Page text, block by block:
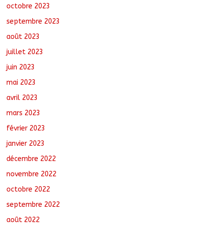
octobre 2023
septembre 2023
août 2023
juillet 2023
juin 2023
mai 2023
avril 2023
mars 2023
février 2023
janvier 2023
décembre 2022
novembre 2022
octobre 2022
septembre 2022
août 2022